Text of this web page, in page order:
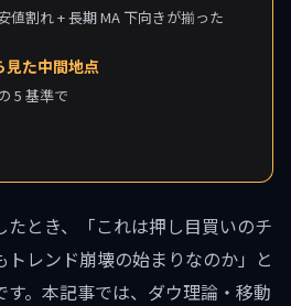
値割れ + 長期 MA 下向きが揃った
見た中間地点
5 基準で
たとき、「これは押し目買いのチ
レンド崩壊の始まりなのか」と
。本記事では、ダウ理論・移動